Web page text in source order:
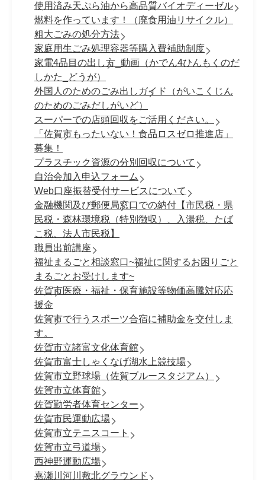
使用済み天ぷら油から高品質バイオディーゼル
燃料を作っています！（廃食用油リサイクル）
粗大ごみの処分方法
家庭用生ごみ処理容器等購入費補助制度
家電4品目の出し方_動画（かでん4ひんもくのだ
しかた_どうが）
外国人のためのごみ出しガイド（がいこくじん
のためのごみだしがいど）
スーパーでの店頭回収をご活用ください。
「佐賀市もったいない！食品ロスゼロ推進店」
募集！
プラスチック資源の分別回収について
自治会加入申込フォーム
Web口座振替受付サービスについて
金融機関及び郵便局窓口での納付【市民税・県
民税・森林環境税（特別徴収）、入湯税、たば
こ税、法人市民税】
職員出前講座
福祉まるごと相談窓口~福祉に関するお困りごと
まるごとお受けします~
佐賀市医療・福祉・保育施設等物価高騰対応応
援金
佐賀市で行うスポーツ合宿に補助金を交付しま
す。
佐賀市立諸富文化体育館
佐賀市富士しゃくなげ湖水上競技場
佐賀市立野球場（佐賀ブルースタジアム）
佐賀市立体育館
佐賀勤労者体育センター
佐賀市民運動広場
佐賀市立テニスコート
佐賀市立弓道場
西神野運動広場
嘉瀬川河川敷北グラウンド